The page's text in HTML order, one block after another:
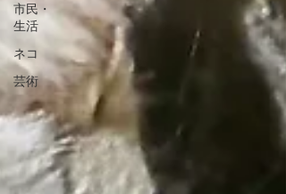
市民・
生活
ネコ
芸術